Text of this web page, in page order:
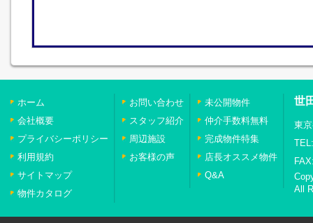
ホーム
会社概要
プライバシーポリシー
利用規約
サイトマップ
物件カタログ
お問い合わせ
スタッフ紹介
周辺施設
お客様の声
未公開物件
仲介手数料無料
完成物件特集
店長オススメ物件
Q&A
世
東
All